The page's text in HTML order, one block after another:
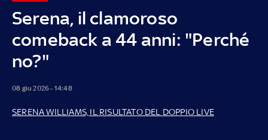
Serena, il clamoroso
comeback a 44 anni: "Perché
no?"
08 giu 2026 - 14:48
SERENA WILLIAMS, IL RISULTATO DEL DOPPIO LIVE